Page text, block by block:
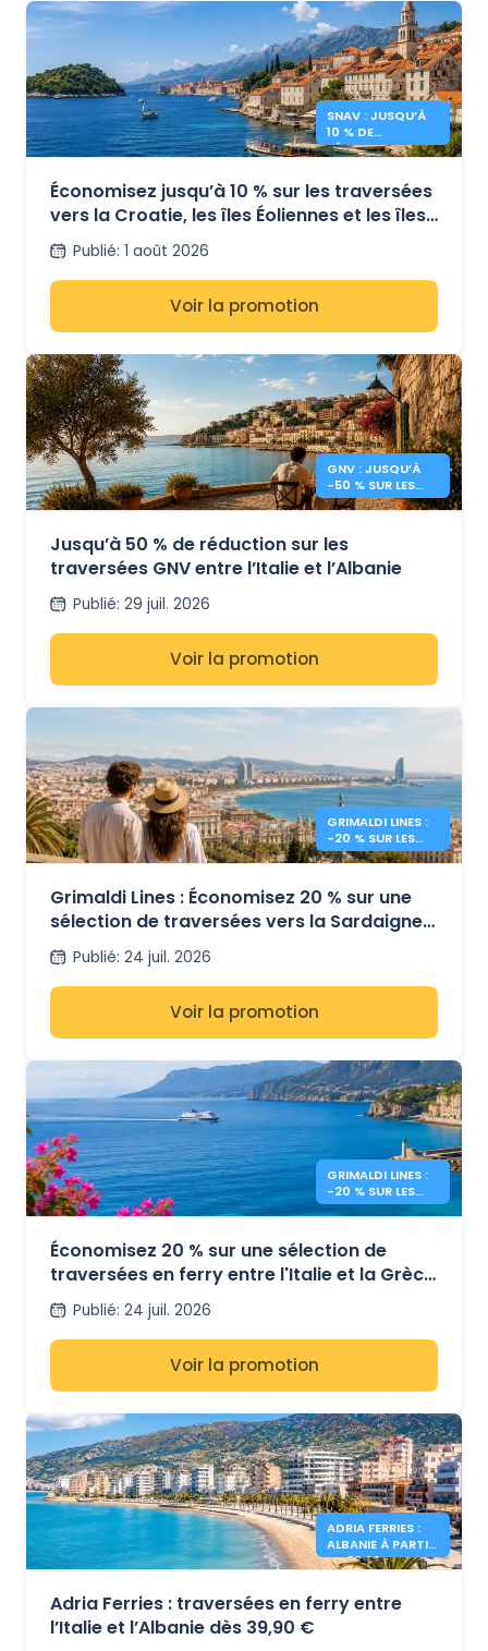
SNAV : JUSQU’À
10 % DE
RÉDUCTION VERS
Économisez jusqu’à 10 % sur les traversées
vers la Croatie, les îles Éoliennes et les îles
Pontines
Publié: 1 août 2026
Voir la promotion
GNV : JUSQU’À
-50 % SUR LES
FERRIES ITALIE –
Jusqu’à 50 % de réduction sur les
traversées GNV entre l’Italie et l’Albanie
Publié: 29 juil. 2026
Voir la promotion
GRIMALDI LINES :
-20 % SUR LES
FERRIES EN
Grimaldi Lines : Économisez 20 % sur une
sélection de traversées vers la Sardaigne,
la Sicile et l’Espagne
Publié: 24 juil. 2026
Voir la promotion
GRIMALDI LINES :
-20 % SUR LES
FERRIES VERS LA
Économisez 20 % sur une sélection de
traversées en ferry entre l'Italie et la Grèce
avec Grimaldi Lines.
Publié: 24 juil. 2026
Voir la promotion
ADRIA FERRIES :
ALBANIE À PARTIR
DE 39,90 €
Adria Ferries : traversées en ferry entre
l’Italie et l’Albanie dès 39,90 €